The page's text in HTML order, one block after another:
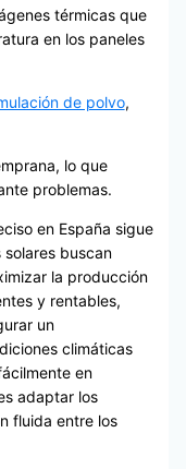
térmicas que
en los paneles
de polvo,
lo que
problemas.
en España sigue
buscan
la producción
y rentables,
un
climáticas
en
adaptar los
fluida entre los